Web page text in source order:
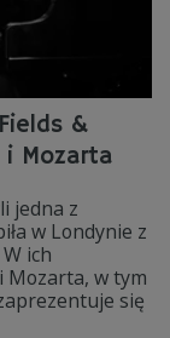
&
i Mozarta
jedna z
w Londynie z
ich
Mozarta, w tym
się